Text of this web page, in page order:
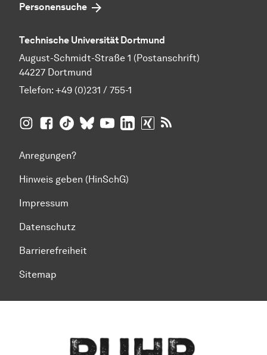
Personensuche
Technische Universität Dortmund
August-Schmidt-Straße 1 (Postanschrift)
44227 Dortmund
Telefon: +49 (0)231 / 755-1
TU Dortmund aufInsta­gram
TU Dortmund auf Facebook
TU Dortmund auf TikTok
TU Dortmund auf BlueSky
TU Dortmund auf YouTube
TU Dortmund auf LinkedIn
TU Dortmund auf XING
Anregungen?
Hinweis geben (HinSchG)
Impressum
Datenschutz
Barrierefreiheit
Sitemap